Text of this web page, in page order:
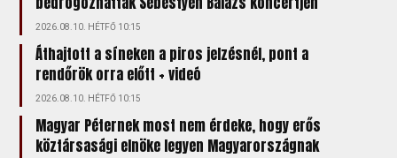
2026.08.10. HÉTFŐ 10:15
Áthajtott a síneken a piros jelzésnél, pont a
rendőrök orra előtt + videó
2026.08.10. HÉTFŐ 10:15
Magyar Péternek most nem érdeke, hogy erős
köztársasági elnöke legyen Magyarországnak